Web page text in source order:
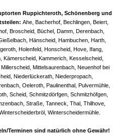
Ruppichteroth, Schönenberg und
Ahe, Bacherhof, Bechlingen, Beiert,
Broscheid, Büchel, Damm, Derenbach,
Hänscheid, Hambuchen, Harth,
Holenfeld, Honscheid, Hove, Ifang,
Kammerich, Kesselscheid,
Mittelsaurenbach, Neuenhof bei
Niederlückerath, Niederpropach,
Oeleroth, Paulinenthal, Pulvermühle,
Scheid, Schmitzdörfgen, Schmitzhöfgen,
Straße, Tanneck, Thal, Thilhove,
Winterscheidermühle.
Terminen sind natürlich ohne Gewähr!